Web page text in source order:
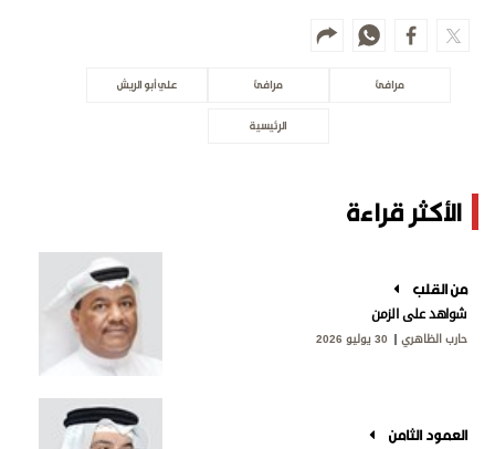
مرافئ مرافئ علي أبو الريش
الرئيسية
الأكثر قراءة
من القلب
شواهد على الزمن
حارب الظاهري 30 يوليو 2026
العمود الثامن